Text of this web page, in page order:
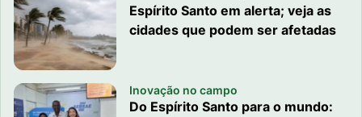
Espírito Santo em alerta; veja as
cidades que podem ser afetadas
Inovação no campo
Do Espírito Santo para o mundo: